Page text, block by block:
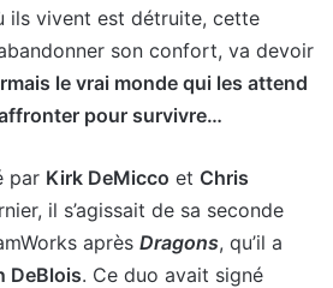
ils vivent est détruite, cette
son confort, va devoir
le vrai monde qui les attend
pour survivre…
par Kirk DeMicco et Chris
il s’agissait de sa seconde
après Dragons, qu’il a
DeBlois. Ce duo avait signé